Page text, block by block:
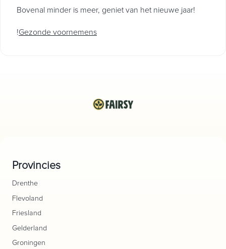
Bovenal minder is meer, geniet van het nieuwe jaar!
!Gezonde voornemens
Provincies
Drenthe
Flevoland
Friesland
Gelderland
Groningen